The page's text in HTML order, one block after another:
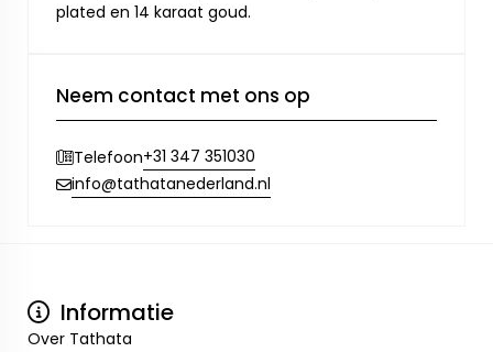
plated en 14 karaat goud.
Neem contact met ons op
Telefoon+31 347 351030
info@tathatanederland.nl
Informatie
Over Tathata